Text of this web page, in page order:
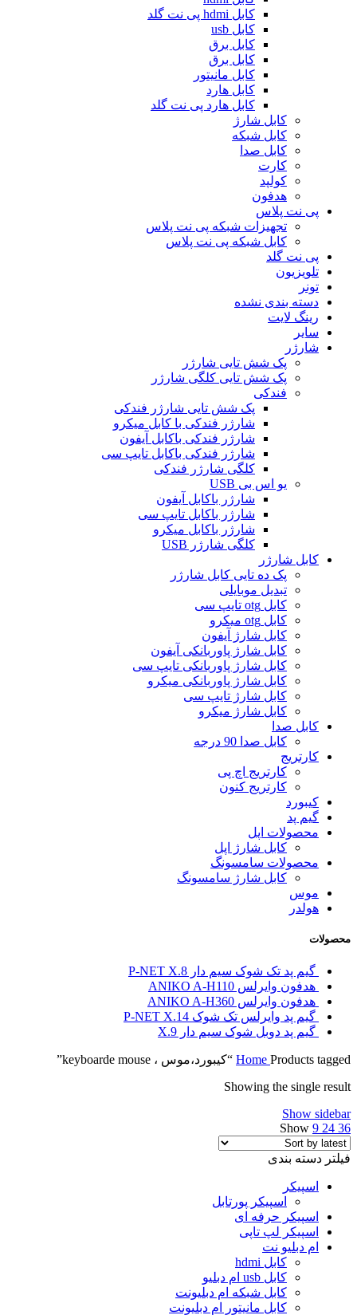
کابل hdmi پی نت گلد
کابل usb
کابل برق
کابل برق
کابل مانیتور
کابل هارد
کابل هارد پی نت گلد
کابل شارژ
کابل شبکه
کابل صدا
کارت
کولپد
هدفون
پی نت پلاس
تجهیزات شبکه پی نت پلاس
کابل شبکه پی نت پلاس
پی نت گلد
تلویزیون
تونر
دسته بندی نشده
رینگ لایت
سایر
شارژر
پک شش تایی شارژر
پک شش تایی کلگی شارژر
فندکی
پک شش تایی شارژر فندکی
شارژر فندکی با کابل میکرو
شارژر فندکی باکابل آیفون
شارژر فندکی باکابل تایپ سی
کلگی شارژر فندکی
یو اس بی USB
شارژر باکابل آیفون
شارژر باکابل تایپ سی
شارژر باکابل میکرو
کلگی شارژر USB
کابل شارژر
پک ده تایی کابل شارژر
تبدیل موبایلی
کابل otg تایپ سی
کابل otg میکرو
کابل شارژ آیفون
کابل شارژ پاوربانکی آیفون
کابل شارژ پاوربانکی تایپ سی
کابل شارژ پاوربانکی میکرو
کابل شارژ تایپ سی
کابل شارژ میکرو
کابل صدا
کابل صدا 90 درجه
کارتریج
کارتریج اچ پی
کارتریج کنون
کیبورد
گیم پد
محصولات اپل
کابل شارژ اپل
محصولات سامسونگ
کابل شارژ سامسونگ
موس
هولدر
محصولات
گیم پد تک شوک سیم دار P-NET X.8
هدفون وایرلس ANIKO A-H110
هدفون وایرلس ANIKO A-H360
گیم پد وایرلس تک شوک P-NET X.14
گیم پد دوبل شوک سیم دار X.9
Home Products tagged “کیبورد،موس ، keyboarde mouse”
Showing the single result
Show sidebar
Show 9 24 36
فیلتر دسته بندی
اسپیکر
اسپیکر پورتابل
اسپیکر حرفه ای
اسپیکر لپ تاپی
ام دبلیو نت
کابل hdmi
کابل usb ام دبلیو
کابل شبکه ام دبلیونت
کابل مانیتور ام دبلیونت